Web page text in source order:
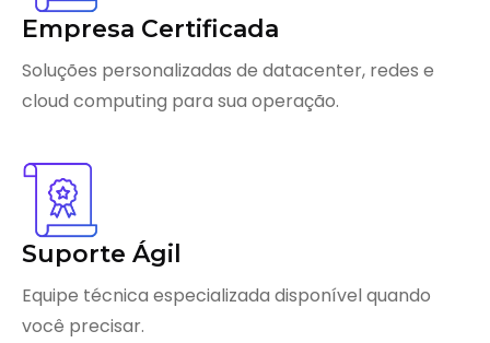
Empresa Certificada
Soluções personalizadas de datacenter, redes e
cloud computing para sua operação.
Suporte Ágil
Equipe técnica especializada disponível quando
você precisar.